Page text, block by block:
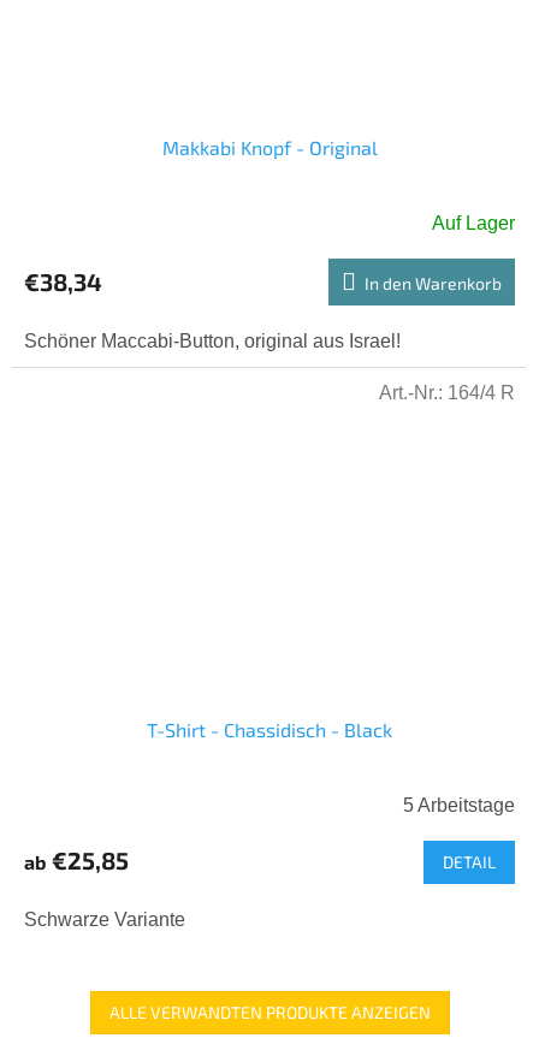
Makkabi Knopf - Original
Auf Lager
€38,34 In den Warenkorb
Schöner Maccabi-Button, original aus Israel!
T-Shirt - Chassidisch - Black
5 Arbeitstage
ab €25,85 DETAIL
Schwarze Variante
Art.-Nr.: 164/4 R
ALLE VERWANDTEN PRODUKTE ANZEIGEN